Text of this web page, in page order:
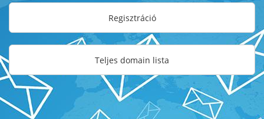
Regisztráció
Teljes domain lista